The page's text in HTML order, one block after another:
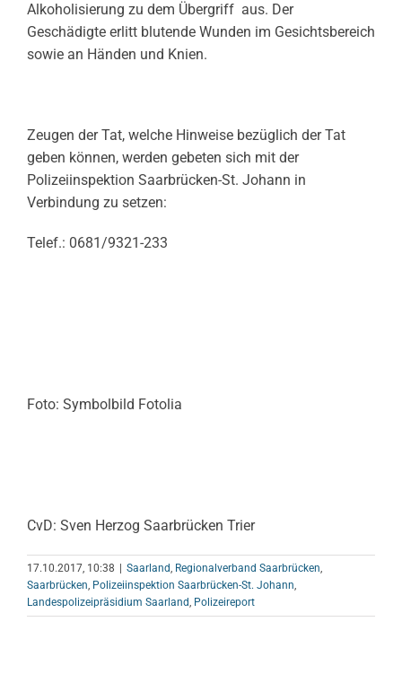
Alkoholisierung zu dem Übergriff aus. Der
Geschädigte erlitt blutende Wunden im Gesichtsbereich
sowie an Händen und Knien.
Zeugen der Tat, welche Hinweise bezüglich der Tat
geben können, werden gebeten sich mit der
Polizeiinspektion Saarbrücken-St. Johann in
Verbindung zu setzen:
Telef.: 0681/9321-233
Foto: Symbolbild Fotolia
CvD: Sven Herzog Saarbrücken Trier
17.10.2017, 10:38 Saarland, Regionalverband Saarbrücken,
Saarbrücken, Polizeiinspektion Saarbrücken-St. Johann,
Landespolizeipräsidium Saarland, Polizeireport